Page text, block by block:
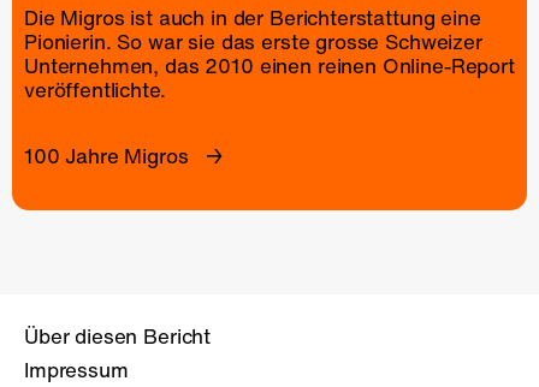
Die Migros ist auch in der Berichterstattung eine
Pionierin. So war sie das erste grosse Schweizer
Unternehmen, das 2010 einen reinen Online-Report
veröffentlichte.
100 Jahre Migros
Über diesen Bericht
Impressum